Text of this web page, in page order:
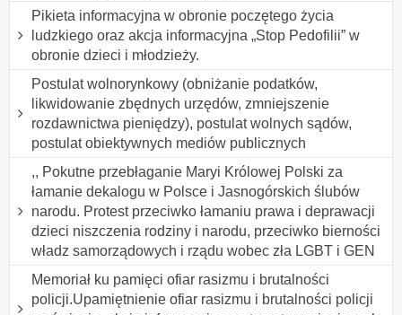
Pikieta informacyjna w obronie poczętego życia
ludzkiego oraz akcja informacyjna „Stop Pedofilii” w
obronie dzieci i młodzieży.
Postulat wolnorynkowy (obniżanie podatków,
likwidowanie zbędnych urzędów, zmniejszenie
rozdawnictwa pieniędzy), postulat wolnych sądów,
postulat obiektywnych mediów publicznych
,, Pokutne przebłaganie Maryi Królowej Polski za
łamanie dekalogu w Polsce i Jasnogórskich ślubów
narodu. Protest przeciwko łamaniu prawa i deprawacji
dzieci niszczenia rodziny i narodu, przeciwko bierności
władz samorządowych i rządu wobec zła LGBT i GEN
Memoriał ku pamięci ofiar rasizmu i brutalności
policji.Upamiętnienie ofiar rasizmu i brutalności policji